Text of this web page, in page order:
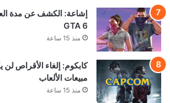
إشاعة: الكشف عن مدة
GTA 6
منذ 15 ساعة
كابكوم: إلغاء الأقراص لن
مبيعات الألعاب
منذ 15 ساعة